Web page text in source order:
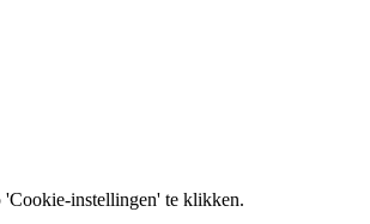
'Cookie-instellingen' te klikken.